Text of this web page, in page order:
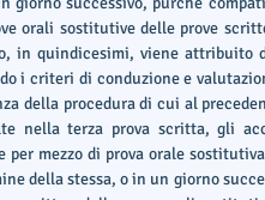
orali sostitutive delle prove
in quindicesimi, viene attribuito
i criteri di conduzione e
della procedura di cui al
nella terza prova scritta, gli
mezzo di prova orale
della stessa, o in un giorno